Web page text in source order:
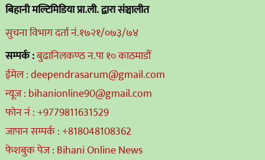
बिहानी मल्टिमिडिया प्रा.ली. द्वारा संञ्चालीत
सुचना विभाग दर्ता नं.१७२१/०७३/७४
सम्पर्क :बुढानिलकण्ठ न.पा १० काठमाडौं
ईमेल : deependrasarum@gmail.com
न्यूज : bihanionline90@gmail.com
फोन नं : +9779811631529
जापान सम्पर्क : +818048108362
फेशबुक पेज : Bihani Online News